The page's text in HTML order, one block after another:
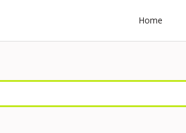
Home